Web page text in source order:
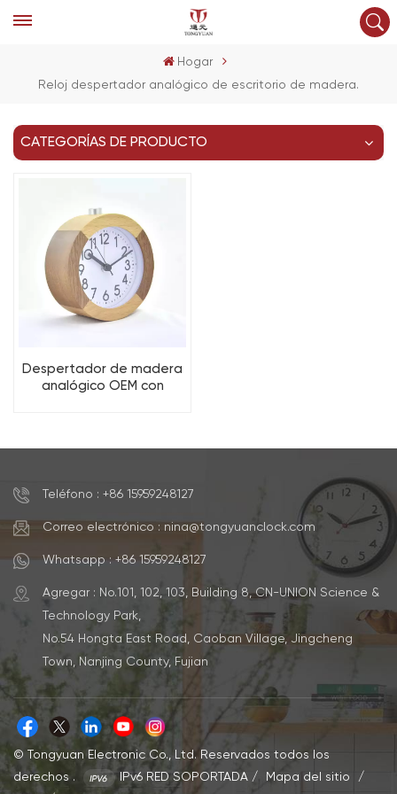
Hogar
Reloj despertador analógico de escritorio de madera.
CATEGORÍAS DE PRODUCTO
Despertador de madera
analógico OEM con
Teléfono : +86 15959248127
Correo electrónico : nina@tongyuanclock.com
Whatsapp : +86 15959248127
Agregar : No.101, 102, 103, Building 8, CN-UNION Science &
Technology Park,
No.54 Hongta East Road, Caoban Village, Jingcheng
Town, Nanjing County, Fujian
© Tongyuan Electronic Co., Ltd. Reservados todos los
derechos .
IPv6 RED SOPORTADA/ Mapa del sitio
/